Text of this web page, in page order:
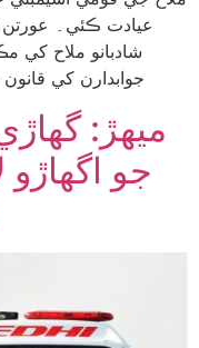
عيادت ڪئي۔
شادبانو ملاح
جوابدارن کي
ميهڙ:
جو